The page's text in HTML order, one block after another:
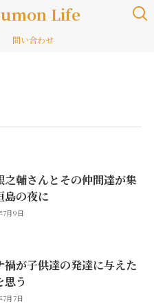
Life
問い合わせ
之輔さんとその仲間達が集
島の夜に
7月9日
禍が子供達の発達に与えた
思う
7月7日